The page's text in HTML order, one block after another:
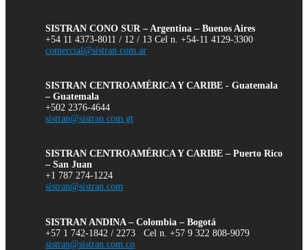
SISTRAN CONO SUR – Argentina – Buenos Aires
+54 11 4373-8011 / 12 / 13 Cel n. +54-11 4129-3300
comercial@sistran.com.ar
SISTRAN CENTROAMÉRICA Y CARIBE - Guatemala
– Guatemala
+502 2376-4644
sistran@sistran.com.gt
SISTRAN CENTROAMÉRICA Y CARIBE – Puerto Rico
– San Juan
+1 787 274-1224
sistran@sistran.com
SISTRAN ANDINA – Colombia – Bogotá
+57 1 742-1842 / 2273 Cel n. +57 9 322 808-9079
sistran@sistran.com.co